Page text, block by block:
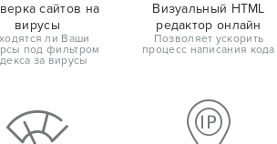
сайтов на
вирусы
ли Ваши
под фильтром
за вирусы
Визуальный HTML
редактор онлайн
Позволяет ускорить
процесс написания кода